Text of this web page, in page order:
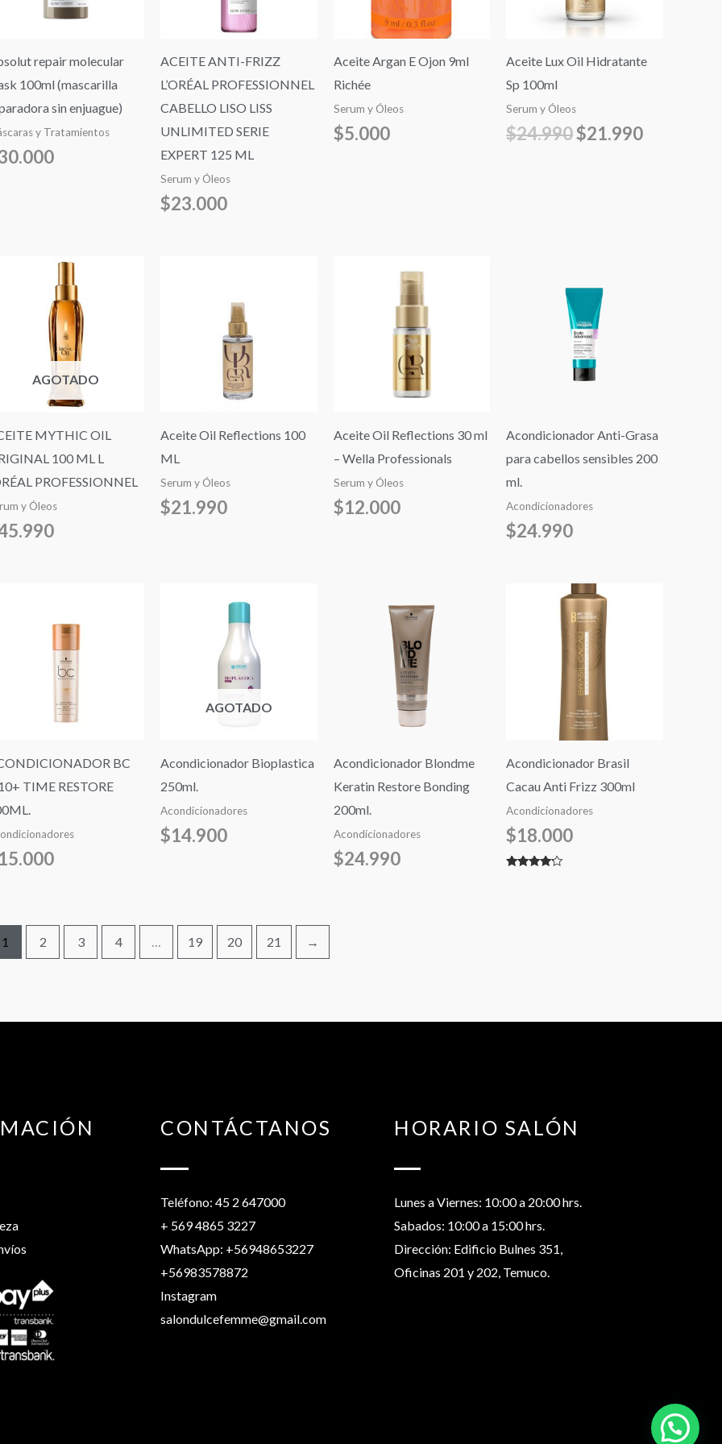
repair molecular
100ml (mascarilla
sin enjuague)
y Tratamientos
ACEITE ANTI-FRIZZ
L’ORÉAL PROFESSIONNEL
CABELLO LISO LISS
UNLIMITED SERIE
EXPERT 125 ML
Serum y Óleos
$23.000
Aceite Argan E Ojon 9ml
Richée
Serum y Óleos
$5.000
Aceite Lux Oil Hidratante
Sp 100ml
Serum y Óleos
$24.990$21.990
AGOTADO
MYTHIC OIL
100 ML L
PROFESSIONNEL
y Óleos
Aceite Oil Reflections 100
ML
Serum y Óleos
$21.990
Aceite Oil Reflections 30 ml
– Wella Professionals
Serum y Óleos
$12.000
Acondicionador Anti-Grasa
para cabellos sensibles 200
ml.
Acondicionadores
$24.990
BC
TIME RESTORE
15.000
AGOTADO
Acondicionador Bioplastica
250ml.
Acondicionadores
$14.900
Acondicionador Blondme
Keratin Restore Bonding
200ml.
Acondicionadores
$24.990
Acondicionador Brasil
Cacau Anti Frizz 300ml
Acondicionadores
$18.000
1 2 3 4 19 20 21 →
CONTÁCTANOS
Teléfono: 45 2 647000
+ 569 4865 3227
WhatsApp: +56948653227
+56983578872
Instagram
salondulcefemme@gmail.com
HORARIO SALÓN
Lunes a Viernes: 10:00 a 20:00 hrs.
Sabados: 10:00 a 15:00 hrs.
Dirección: Edificio Bulnes 351,
Oficinas 201 y 202, Temuco.